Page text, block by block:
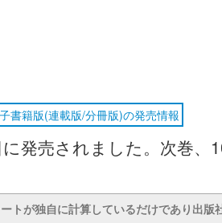
書籍版(連載版/分冊版)の発売情報
発売されました。次巻、
トが独自に計算しているだけであり出